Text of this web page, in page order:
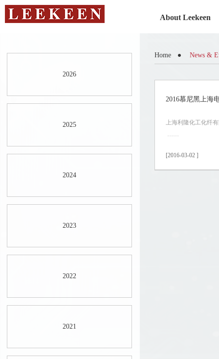
About Leekeen
2026
2025
2024
2023
2022
2021
Home News &
2016慕尼黑上海
上海利隆化工化纤
……
[2016-03-02 ]